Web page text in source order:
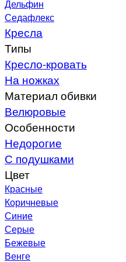
Дельфин
Седафлекс
Кресла
Типы
Кресло-кровать
На ножках
Материал обивки
Велюровые
Особенности
Недорогие
С подушками
Цвет
Красные
Коричневые
Синие
Серые
Бежевые
Венге